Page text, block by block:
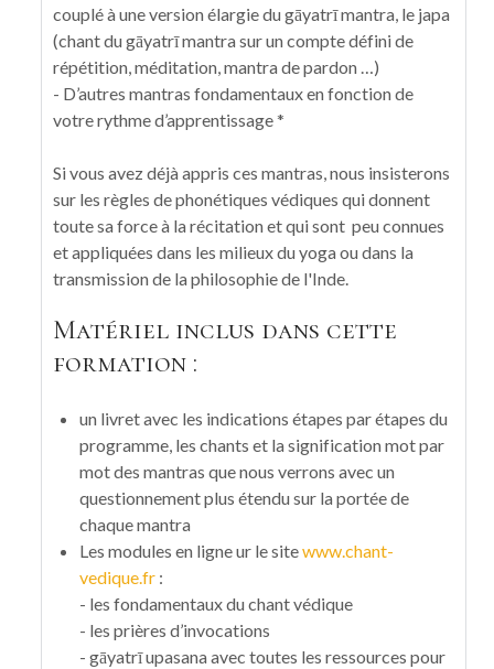
couplé à une version élargie du gāyatrī mantra, le japa
(chant du gāyatrī mantra sur un compte défini de
répétition, méditation, mantra de pardon …)
- D’autres mantras fondamentaux en fonction de
votre rythme d’apprentissage *
Si vous avez déjà appris ces mantras, nous insisterons
sur les règles de phonétiques védiques qui donnent
toute sa force à la récitation et qui sont peu connues
et appliquées dans les milieux du yoga ou dans la
transmission de la philosophie de l'Inde.
Matériel inclus dans cette
formation :
un livret avec les indications étapes par étapes du
programme, les chants et la signification mot par
mot des mantras que nous verrons avec un
questionnement plus étendu sur la portée de
chaque mantra
Les modules en ligne ur le sitewww.chant-
vedique.fr :
- les fondamentaux du chant védique
- les prières d’invocations
- gāyatrī upasana avec toutes les ressources pour